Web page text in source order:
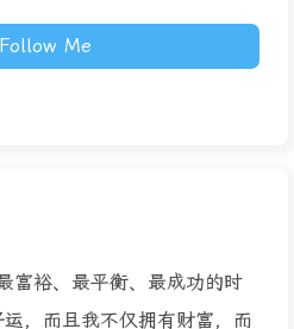
Follow Me
富裕、最平衡、最成功的时
，而且我不仅拥有财富，而